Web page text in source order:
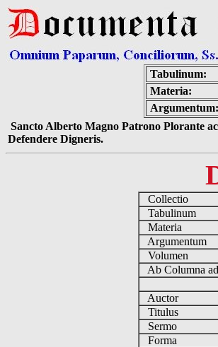
Tabulinum:
Materia:
Argumentum:
Sancto Alberto Magno Patrono Plorante
Defendere Digneris.
Collectio
Tabulinum
Materia
Argumentum
Volumen
Ab Columna
Auctor
Titulus
Sermo
Forma